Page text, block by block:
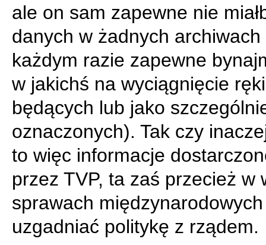
ale on sam zapewne nie
danych w żadnych archiwach
każdym razie zapewne
w jakichś na wyciągnięcie ręki
będących lub jako
oznaczonych). Tak czy
to więc informacje
przez TVP, ta zaś przecież w
sprawach
uzgadniać politykę z rządem.